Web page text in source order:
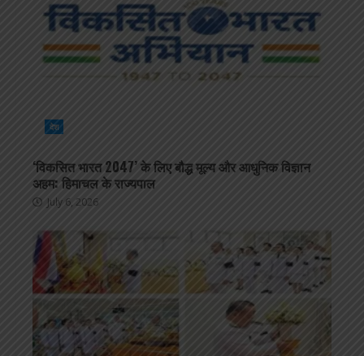
देश
‘विकसित भारत 2047’ के लिए बौद्ध मूल्य और आधुनिक विज्ञान
अहम: हिमाचल के राज्यपाल
July 6, 2026